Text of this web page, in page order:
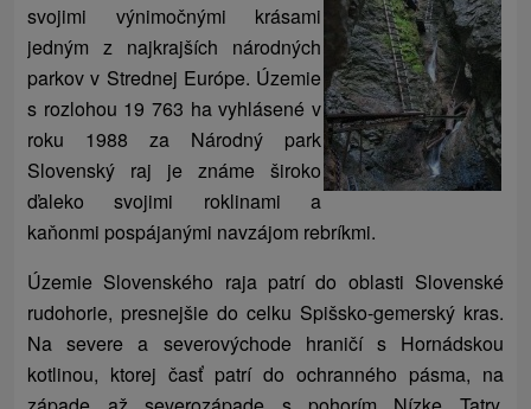
svojimi výnimočnými krásami
jedným z najkrajších národných
parkov v Strednej Európe. Územie
s rozlohou 19 763 ha vyhlásené v
roku 1988 za Národný park
Slovenský raj je známe široko
ďaleko svojimi roklinami a
kaňonmi pospájanými navzájom rebríkmi.
Územie Slovenského raja patrí do oblasti Slovenské
rudohorie, presnejšie do celku Spišsko-gemerský kras.
Na severe a severovýchode hraničí s Hornádskou
kotlinou, ktorej časť patrí do ochranného pásma, na